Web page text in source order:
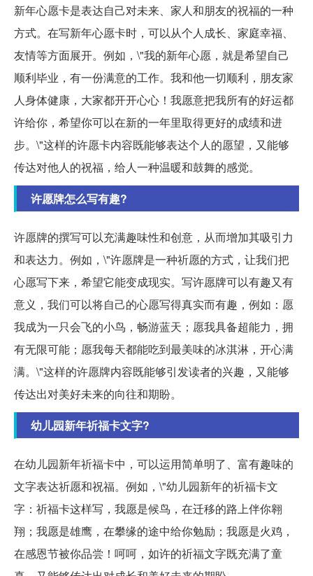
新年心愿卡是表达自己对未来、家人和朋友的祝福的一种
方式。在写新年心愿卡时，可以从个人成长、家庭幸福、
友情等方面展开。例如，\"我的新年心愿，就是希望自己
顺利毕业，有一份满意的工作。我和他一切顺利，朋友家
人身体健康，大家都开开心心！我愿意把我所有的好运都
许给你，希望你可以在新的一年里取得更好的成绩和进
步。\"这样的许愿卡内容既能够表达个人的愿望，又能够
传达对他人的祝福，给人一种温暖和鼓舞的感觉。
许愿牌怎么写有趣?
许愿牌的撰写可以充满趣味性和创意，从而增加其吸引力
和表达力。例如，\"许愿牌是一种祈愿的方式，让我们把
心愿写下来，希望它能变成现实。写许愿牌可以有趣又有
意义，我们可以将自己的心愿写得真实而有趣，例如：愿
我成为一只会飞的小鸟，畅游蓝天；愿我具备超能力，拥
有无限可能；愿我每天都能吃到最美味的冰淇淋，开心满
满。\"这样的许愿牌内容既能够引发读者的兴趣，又能够
传达出对美好未来的向往和期盼。
幼儿园新年祈福卡文字?
在幼儿园新年祈福卡中，可以运用简单明了、富有趣味的
文字表达祈愿和祝福。例如，\"幼儿园新年的祈福卡文
字：祈福卡这样写，我愿是候鸟，在迁移的路上伴你翱
翔；我愿是雄鹰，在攀缘的途中给你勉励；我愿是火鸡，
在感恩节被你品尝！呵呵，如许的祈福文字既充满了童